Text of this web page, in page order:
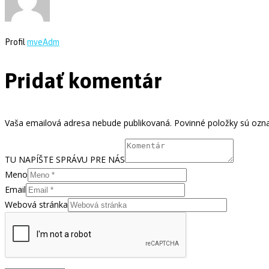
Profil mveAdm
Pridať komentár
Vaša emailová adresa nebude publikovaná. Povinné položky sú
TU NAPÍŠTE SPRÁVU PRE NÁS
Meno
Email
Webová stránka